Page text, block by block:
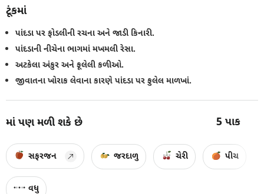
ટૂંકમાં
પાંદડા પર ફોડલીની રચના અને જાડી કિનારી.
પાંદડાની નીચેના ભાગમાં મખમલી રેસા.
અટકેલા અંકુર અને ફૂલેલી કળીઓ.
જીવાતના ખોરાક લેવાના કારણે પાંદડા પર ફુલેલ માળખાં.
માં પણ મળી શકે છે 5 પાક
સફરજન જરદાળુ ચેરી પીચ
વધુ